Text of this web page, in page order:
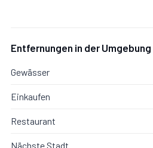
Entfernungen in der Umgebung
Gewässer
Einkaufen
Restaurant
Nächste Stadt